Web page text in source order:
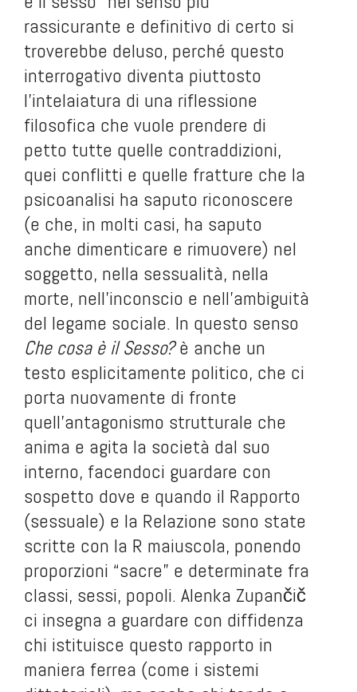
rassicurante e definitivo di certo si
troverebbe deluso, perché questo
interrogativo diventa piuttosto
l’intelaiatura di una riflessione
filosofica che vuole prendere di
petto tutte quelle contraddizioni,
quei conflitti e quelle fratture che la
psicoanalisi ha saputo riconoscere
(e che, in molti casi, ha saputo
anche dimenticare e rimuovere) nel
soggetto, nella sessualità, nella
morte, nell’inconscio e nell’ambiguità
del legame sociale. In questo senso
Che cosa è il Sesso?è anche un
testo esplicitamente politico, che ci
porta nuovamente di fronte
quell’antagonismo strutturale che
anima e agita la società dal suo
interno, facendoci guardare con
sospetto dove e quando il Rapporto
(sessuale) e la Relazione sono state
scritte con la R maiuscola, ponendo
proporzioni “sacre” e determinate fra
classi, sessi, popoli. Alenka Zupančič
ci insegna a guardare con diffidenza
chi istituisce questo rapporto in
maniera ferrea (come i sistemi